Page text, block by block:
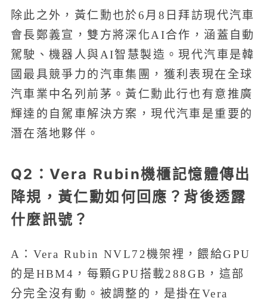
除此之外，黃仁勳也於6月8日拜訪現代汽車
會長鄭義宣，雙方將深化AI合作，涵蓋自動
駕駛、機器人與AI智慧製造。現代汽車是韓
國最具競爭力的汽車集團，獲利表現在全球
汽車業中名列前茅。黃仁勳此行也有意推廣
輝達的自駕車解決方案，現代汽車是重要的
潛在落地夥伴。
Q2：Vera Rubin機櫃記憶體傳出
降規，黃仁勳如何回應？背後透露
什麼訊號？
A：Vera Rubin NVL72機架裡，餵給GPU
的是HBM4，每顆GPU搭載288GB，這部
分完全沒有動。被調整的，是掛在Vera